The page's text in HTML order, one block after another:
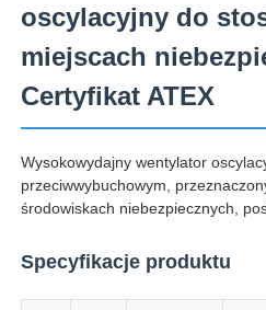
Produkty
oscylacyjny do
miejscach
Certyfikat ATEX
Wysokowydajny wentylator
przeciwwybuchowym,
środowiskach niebezpiecznych,
Specyfikacje produktu